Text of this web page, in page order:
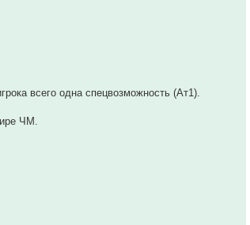
всего одна спецвозможность (Ат1).
ЧМ.